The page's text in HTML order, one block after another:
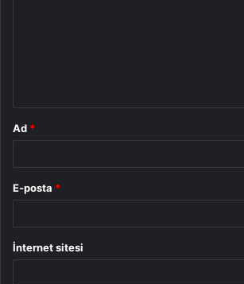
Ad *
E-posta *
İnternet sitesi